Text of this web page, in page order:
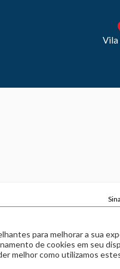
para melhorar a sua
de cookies em seu
melhor como utilizamos
Vila
Feito com